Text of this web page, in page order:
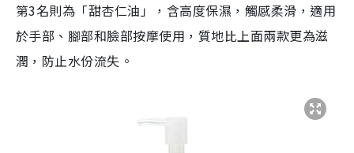
第3名則為「甜杏仁油」，含高度保濕，觸感柔滑，適用
於手部、腳部和臉部按摩使用，質地比上面兩款更為滋
潤，防止水份流失。